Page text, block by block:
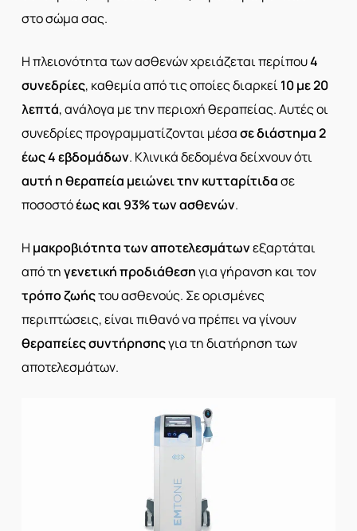
στο σώμα σας.
Η πλειονότητα των ασθενών χρειάζεται περίπου4
συνεδρίες, καθεμία από τις οποίες διαρκεί10 με 20
λεπτά, ανάλογα με την περιοχή θεραπείας. Αυτές οι
συνεδρίες προγραμματίζονται μέσασε διάστημα 2
έως 4 εβδομάδων. Κλινικά δεδομένα δείχνουν ότι
αυτή η θεραπεία μειώνει την κυτταρίτιδασε
ποσοστόέως και93% των ασθενών.
Η μακροβιότητα των αποτελεσμάτωνεξαρτάται
από τηγενετική προδιάθεσηγια γήρανση και τον
τρόπο ζωήςτου ασθενούς. Σε ορισμένες
περιπτώσεις, είναι πιθανό να πρέπει να γίνουν
θεραπείες συντήρησηςγια τη διατήρηση των
αποτελεσμάτων.